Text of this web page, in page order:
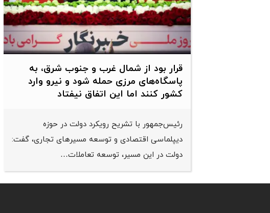
قرار بود از شمال ‌غرب و جنوب‌ شرق، به
پاسگاه‌های مرزی حمله شود و نیرو وارد
کشور کنند اما این اتفاق نیفتاد
رئیس‌جمهور با تشریح رویکرد دولت در حوزه
دیپلماسی اقتصادی و توسعه مسیرهای تجاری، گفت:
دولت در این مسیر، توسعه تعاملات…